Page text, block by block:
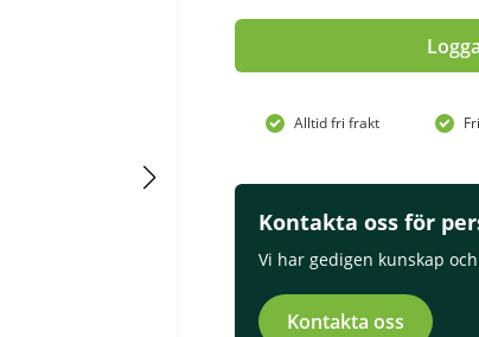
Alltid fri frakt
Kontakta oss för
Vi har gedigen kunskap
Kontakta oss